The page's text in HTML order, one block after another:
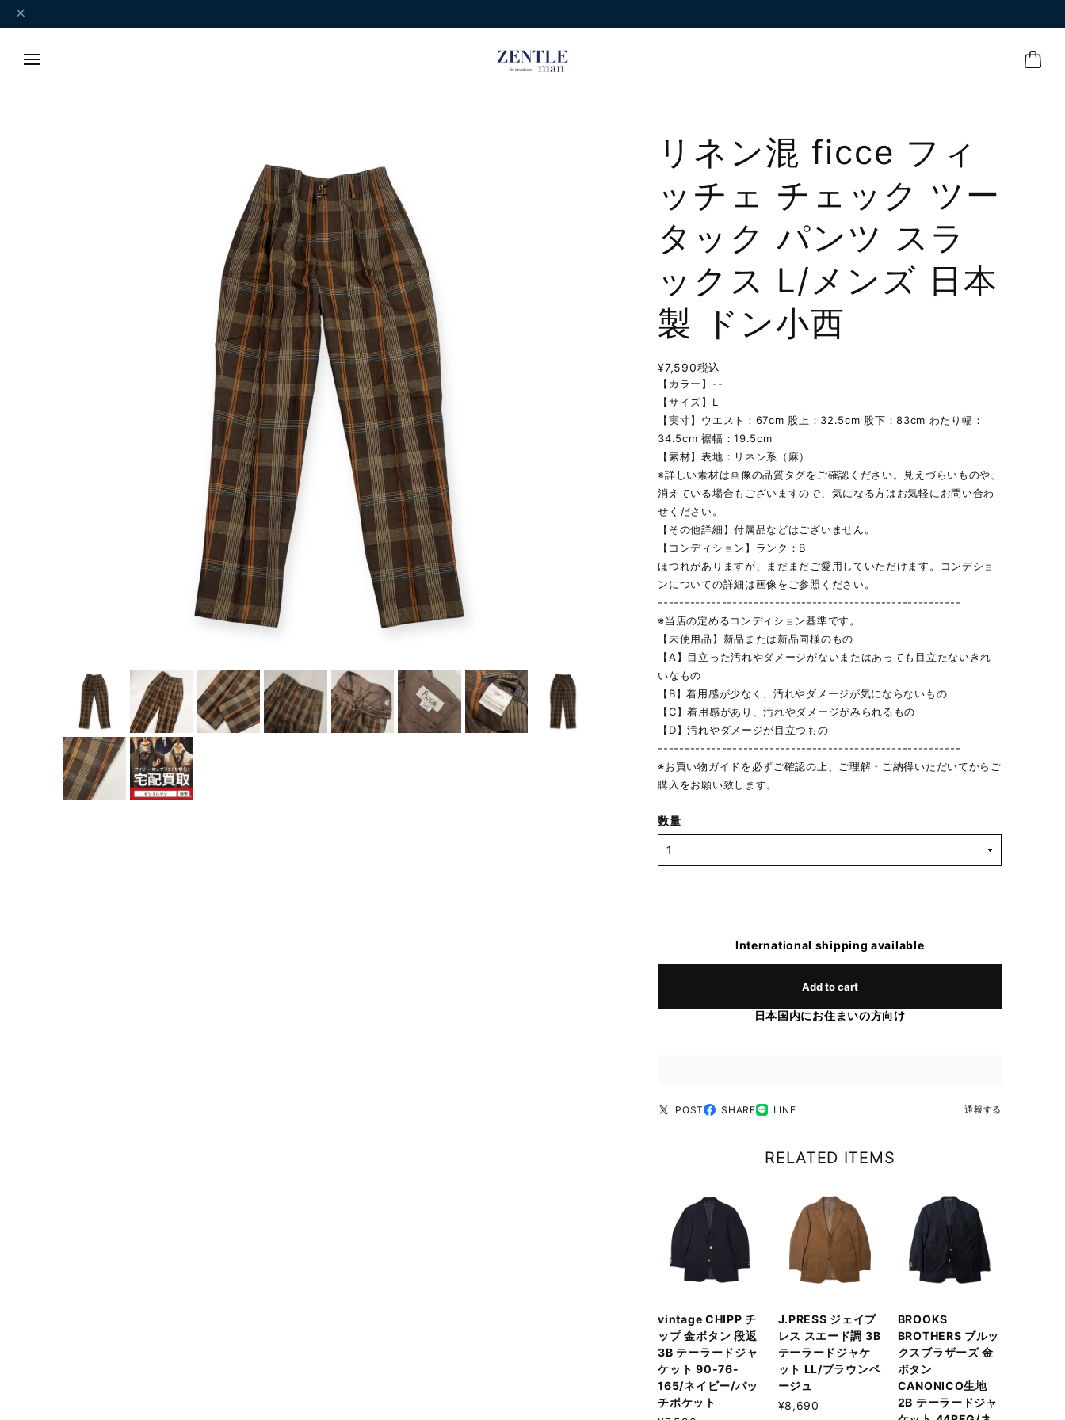
リネン混 ficce フィ
ッチェ チェック ツー
タック パンツ スラ
ックス L/メンズ 日本
製 ドン小西
¥7,590税込
【カラー】--
【サイズ】L
【実寸】ウエスト：67cm 股上：32.5cm 股下：83cm わたり幅：
34.5cm 裾幅：19.5cm
【素材】表地：リネン系（麻）
※詳しい素材は画像の品質タグをご確認ください。見えづらいものや、
消えている場合もございますので、気になる方はお気軽にお問い合わ
せください。
【その他詳細】付属品などはございません。
【コンディション】ランク：B
ほつれがありますが、まだまだご愛用していただけます。コンデショ
ンについての詳細は画像をご参照ください。
---------------------------------------------------------
※当店の定めるコンディション基準です。
【未使用品】新品または新品同様のもの
【A】目立った汚れやダメージがないまたはあっても目立たないきれ
いなもの
【B】着用感が少なく、汚れやダメージが気にならないもの
【C】着用感があり、汚れやダメージがみられるもの
【D】汚れやダメージが目立つもの
---------------------------------------------------------
※お買い物ガイドを必ずご確認の上、ご理解・ご納得いただいてからご
購入をお願い致します。
数量
International shipping available
Add to cart
日本国内にお住まいの方向け
POST SHARE LINE 通報する
RELATED ITEMS
vintage CHIPP チ
ップ 金ボタン 段返
3B テーラードジャ
ケット 90-76-
165/ネイビー/パッ
チポケット
J.PRESS ジェイプ
レス スエード調 3B
テーラードジャケ
ット LL/ブラウンベ
ージュ
¥8,690
BROOKS
BROTHERS ブルッ
クスブラザーズ 金
ボタン
CANONICO生地
2B テーラードジャ